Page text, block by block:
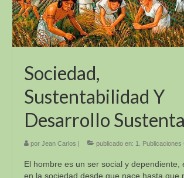
Sociedad,
Sustentabilidad Y
Desarrollo
por Jean Carlos publicado en: 1. Publicaciones
El hombre es un ser social y dependiente,
en la sociedad desde que nace hasta que